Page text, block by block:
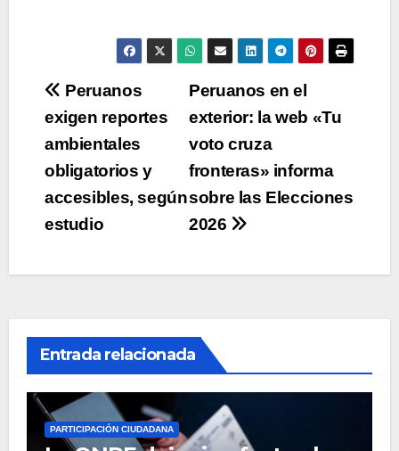
Navegación
de
entradas
Peruanos en el
exterior: la web «Tu
voto cruza
fronteras» informa
sobre las Elecciones
2026
Peruanos
exigen reportes
ambientales
obligatorios y
accesibles, según
estudio
Entrada relacionada
PARTICIPACIÓN CIUDADANA